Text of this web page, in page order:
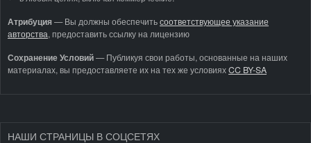
Атрибуция—Вы должны обеспечитьсоответствующее указание
авторства, предоставить ссылку на лицензию
Сохранение Условий— Публикуя свои работы, основанные на наших
материалах, вы предоставляете их на тех же условияхCC BY-SA
НАШИ СТРАНИЦЫ В СОЦСЕТЯХ